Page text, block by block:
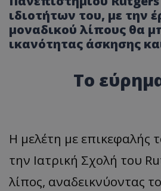
ιδιοτήτων του, με την
μοναδικού λίπους θα
ικανότητας άσκησης
Το
Η μελέτη με επικεφαλής
την Ιατρική Σχολή του
λίπος, αναδεικνύοντας